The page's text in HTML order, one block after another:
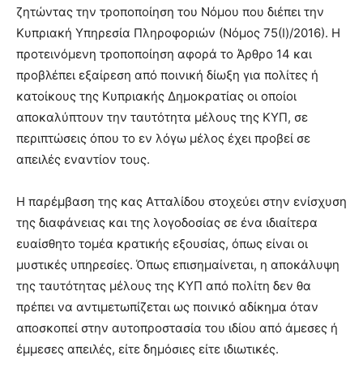
ζητώντας την τροποποίηση του Νόμου που διέπει την
Κυπριακή Υπηρεσία Πληροφοριών (Νόμος 75(I)/2016). Η
προτεινόμενη τροποποίηση αφορά το Άρθρο 14 και
προβλέπει εξαίρεση από ποινική δίωξη για πολίτες ή
κατοίκους της Κυπριακής Δημοκρατίας οι οποίοι
αποκαλύπτουν την ταυτότητα μέλους της ΚΥΠ, σε
περιπτώσεις όπου το εν λόγω μέλος έχει προβεί σε
απειλές εναντίον τους.
Η παρέμβαση της κας Ατταλίδου στοχεύει στην ενίσχυση
της διαφάνειας και της λογοδοσίας σε ένα ιδιαίτερα
ευαίσθητο τομέα κρατικής εξουσίας, όπως είναι οι
μυστικές υπηρεσίες. Όπως επισημαίνεται, η αποκάλυψη
της ταυτότητας μέλους της ΚΥΠ από πολίτη δεν θα
πρέπει να αντιμετωπίζεται ως ποινικό αδίκημα όταν
αποσκοπεί στην αυτοπροστασία του ιδίου από άμεσες ή
έμμεσες απειλές, είτε δημόσιες είτε ιδιωτικές.